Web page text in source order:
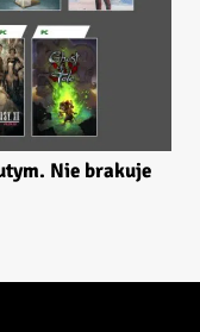
Nie brakuje